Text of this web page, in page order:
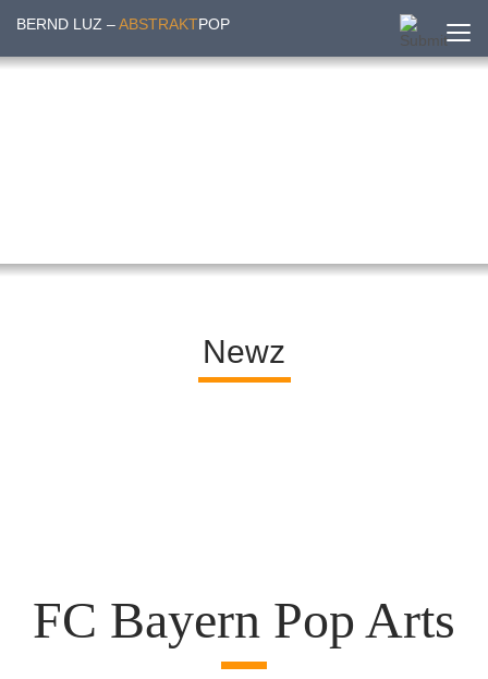
BERND LUZ –ABSTRAKTPOP
Newz
FC Bayern Pop Arts